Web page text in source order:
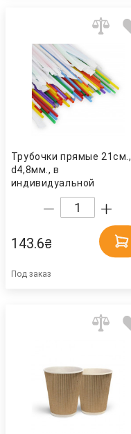
Трубочки прямые 21см.,
d4,8мм., в
индивидуальной
бумажной упаковке,
200шт., ассорт. Украина
143.6₴
Под заказ